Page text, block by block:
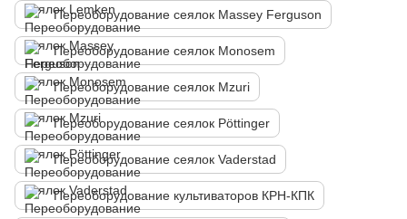
Переоборудование сеялок Massey Ferguson
Переоборудование сеялок Monosem
Переоборудование сеялок Mzuri
Переоборудование сеялок Pöttinger
Переоборудование сеялок Vaderstad
Переоборудование культиваторов КРН-КПК